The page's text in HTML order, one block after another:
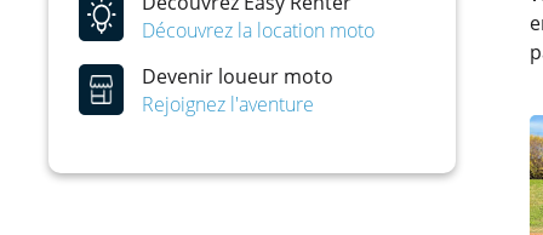
Découvrez la location moto
Devenir loueur moto
Rejoignez l'aventure